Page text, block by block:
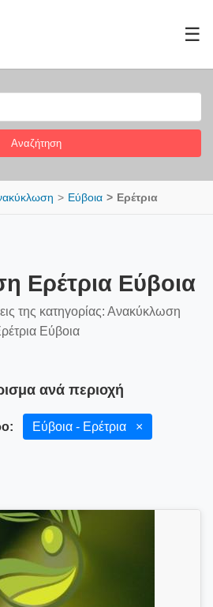
☰
Αναζήτηση
Εύβοια Ερέτρια
Ερέτρια Εύβοια
της κατηγορίας: Ανακύκλωση
Εύβοια
ανά περιοχή
Εύβοια - Ερέτρια ×